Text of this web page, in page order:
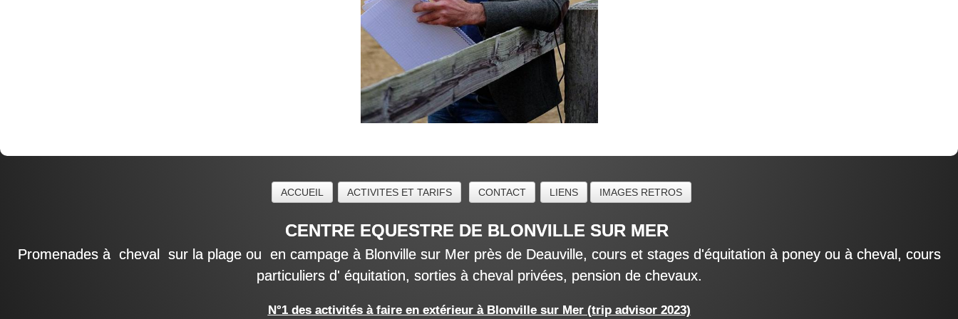
ACCUEIL ACTIVITES ET TARIFS CONTACT LIENS IMAGES RETROS
CENTRE EQUESTRE DE BLONVILLE SUR MER
Promenades à cheval sur la plage ou en campage à Blonville sur Mer près de Deauville, cours et stages d'équitation à poney ou à cheval, cours
particuliers d' équitation, sorties à cheval privées, pension de chevaux.
N°1 des activités à faire en extérieur à Blonville sur Mer (trip advisor 2023)